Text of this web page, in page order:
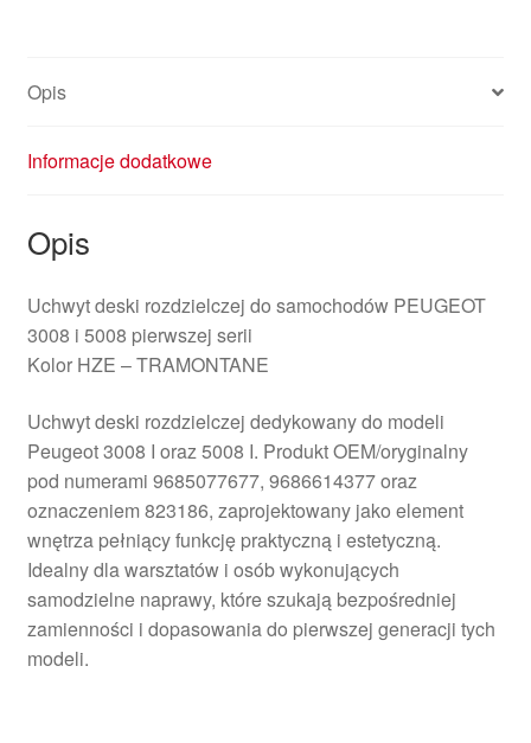
Opis
Informacje dodatkowe
Opis
Uchwyt deski rozdzielczej do samochodów PEUGEOT
3008 i 5008 pierwszej serii
Kolor HZE – TRAMONTANE
Uchwyt deski rozdzielczej dedykowany do modeli
Peugeot 3008 I oraz 5008 I. Produkt OEM/oryginalny
pod numerami 9685077677, 9686614377 oraz
oznaczeniem 823186, zaprojektowany jako element
wnętrza pełniący funkcję praktyczną i estetyczną.
Idealny dla warsztatów i osób wykonujących
samodzielne naprawy, które szukają bezpośredniej
zamienności i dopasowania do pierwszej generacji tych
modeli.